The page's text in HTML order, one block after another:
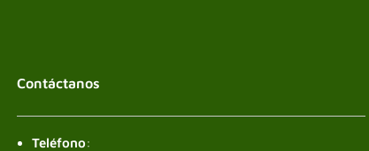
Contáctanos
Teléfono: